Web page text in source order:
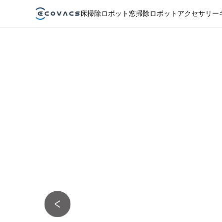
床掃除ロボット 窓掃除ロボット アクセサリー